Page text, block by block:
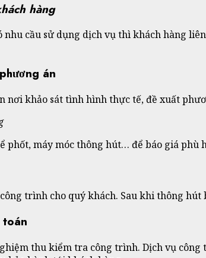
hàng
nhu cầu sử dụng dịch vụ thì khách hàng
án
khảo sát tình hình thực tế, đề xuất
phốt, máy móc thông hút… để báo giá
trình cho quý khách. Sau khi thông hút
toán
thu kiểm tra công trình. Dịch vụ